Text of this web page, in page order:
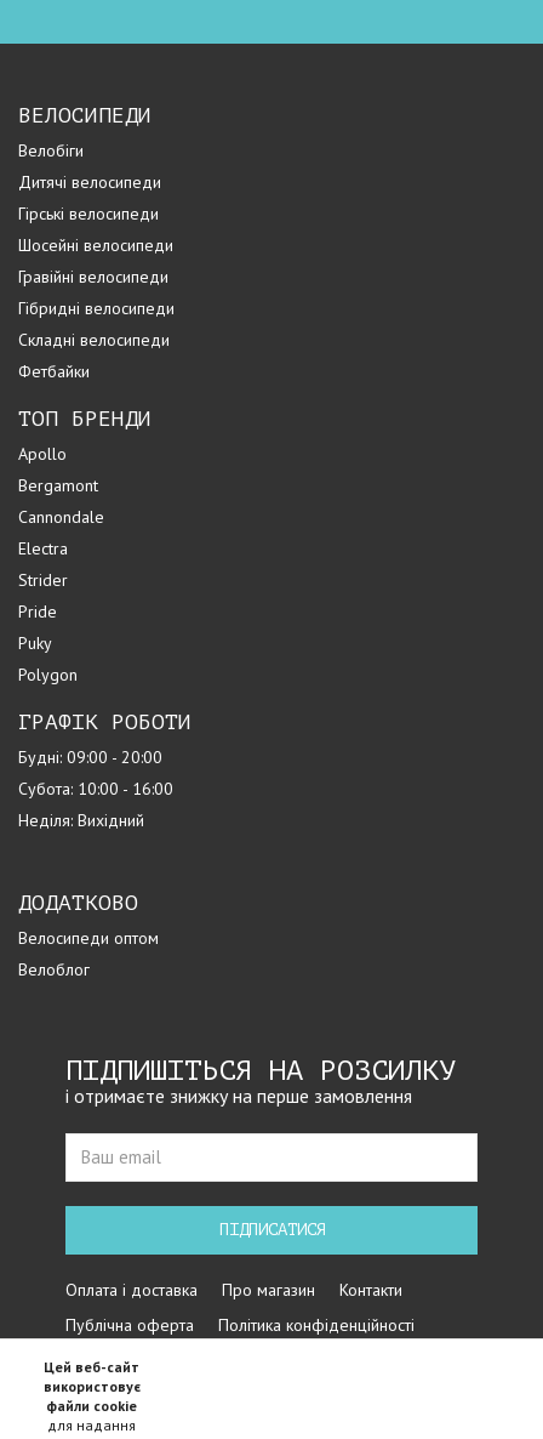
ВЕЛОСИПЕДИ
Велобіги
Дитячі велосипеди
Гірські велосипеди
Шосейні велосипеди
Гравійні велосипеди
Гібридні велосипеди
Складні велосипеди
Фетбайки
ТОП БРЕНДИ
Apollo
Bergamont
Cannondale
Electra
Strider
Pride
Puky
Polygon
ГРАФІК РОБОТИ
Будні: 09:00 - 20:00
Субота: 10:00 - 16:00
Неділя: Вихідний
ДОДАТКОВО
Велосипеди оптом
Велоблог
ПІДПИШІТЬСЯ НА РОЗСИЛКУ
і отримаєте знижку на перше замовлення
ПІДПИСАТИСЯ
Оплата і доставка Про магазин
Контакти
Публічна оферта
Політика конфіденційності
Цей веб-сайт
використовує
файли cookie
для надання